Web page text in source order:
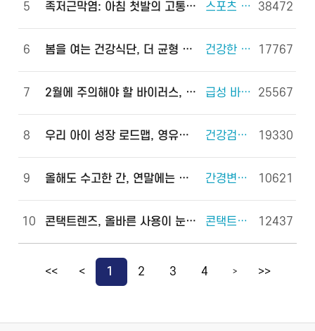
5 족저근막염: 아침 첫발의 고통, 원인과 대처법 스포츠 손상과 안전(족관절(발목 관절) 손상) 외 2건 38472
6 봄을 여는 건강식단, 더 균형 있게! 건강한 체중조절을 위한 식사 외 6건 17767
7 2월에 주의해야 할 바이러스, 이렇게 예방하세요! 급성 바이러스 위장관염 외 2건 25567
8 우리 아이 성장 로드맵, 영유아 건강검진으로 완성하세요! 건강검진(국가건강검진) 외 2건 19330
9 올해도 수고한 간, 연말에는 쉬게 해 주세요! 간경변증 외 3건 10621
10 콘택트렌즈, 올바른 사용이 눈 건강을 지킵니다! 콘택트렌즈 외 2건 12437
<< < 1 2 3 4 > >>